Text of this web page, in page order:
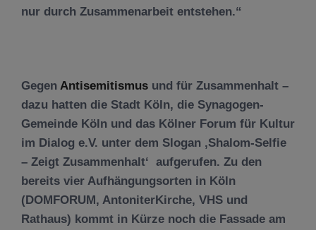
nur durch Zusammenarbeit entstehen.“
Gegen Antisemitismus und für Zusammenhalt –
dazu hatten die Stadt Köln, die Synagogen-
Gemeinde Köln und das Kölner Forum für Kultur
im Dialog e.V. unter dem Slogan ‚Shalom-Selfie
– Zeigt Zusammenhalt‘ aufgerufen. Zu den
bereits vier Aufhängungsorten in Köln
(DOMFORUM, AntoniterKirche, VHS und
Rathaus) kommt in Kürze noch die Fassade am